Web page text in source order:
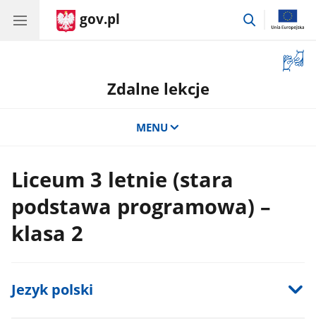
gov.pl
przejdź
okno
Zdalne lekcje
MENU
Liceum 3 letnie (stara
podstawa programowa) –
klasa 2
Jezyk polski